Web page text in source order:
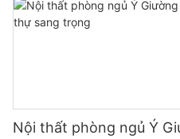
Nội thất phòng ngủ Ý